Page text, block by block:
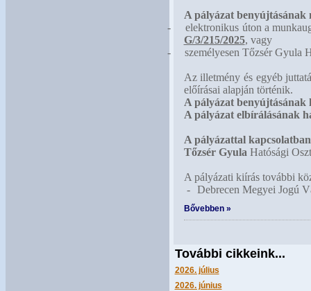
A pályázat benyújtásának
-
elektronikus úton a
G/3/215/2025, vagy
-
személyesen Tőzsér Gyula
Az illetmény és egyéb
előírásai alapján történik.
A pályázat benyújtásának
A pályázat elbírálásának
A pályázattal
Tőzsér Gyula Hatósági
A pályázati kiírás további
- Debrecen Megyei Jogú
Bővebben »
További cikkeink...
2026. július
2026. június